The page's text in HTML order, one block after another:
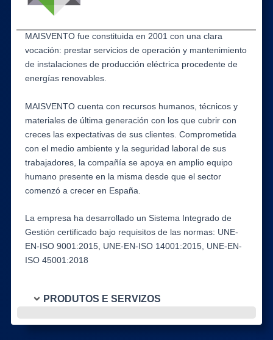
MAISVENTO fue constituida en 2001 con una clara
vocación: prestar servicios de operación y mantenimiento
de instalaciones de producción eléctrica procedente de
energías renovables.
MAISVENTO cuenta con recursos humanos, técnicos y
materiales de última generación con los que cubrir con
creces las expectativas de sus clientes. Comprometida
con el medio ambiente y la seguridad laboral de sus
trabajadores, la compañía se apoya en amplio equipo
humano presente en la misma desde que el sector
comenzó a crecer en España.
La empresa ha desarrollado un Sistema Integrado de
Gestión certificado bajo requisitos de las normas: UNE-
EN-ISO 9001:2015, UNE-EN-ISO 14001:2015, UNE-EN-
ISO 45001:2018
PRODUTOS E SERVIZOS